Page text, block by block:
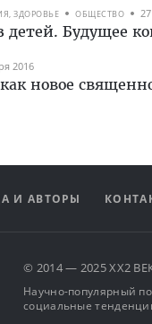
ЗДОРОВЬЕ ОБЩЕСТВО
детей. Будущее
2016
новое
И АВТОРЫ
© 2014 — 2025 XX2
Научно-популярный
социальные